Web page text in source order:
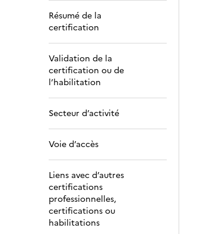
Résumé de la
certification
Validation de la
certification ou de
l’habilitation
Secteur d’activité
Voie d’accès
Liens avec d’autres
certifications
professionnelles,
certifications ou
habilitations